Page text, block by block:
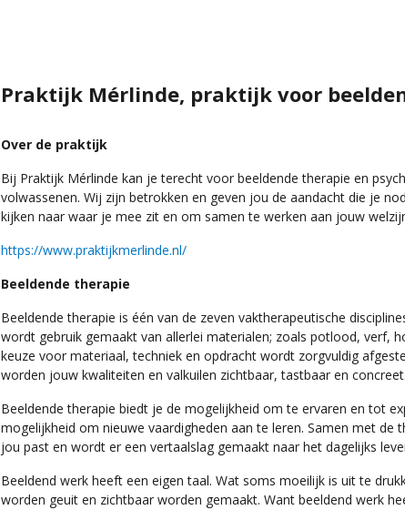
Praktijk Mérlinde, praktijk voor
Over de praktijk
Bij Praktijk Mérlinde kan je terecht voor beeldende therapie en
volwassenen. Wij zijn betrokken en geven jou de aandacht die je
kijken naar waar je mee zit en om samen te werken aan jouw
https://www.praktijkmerlinde.nl/
Beeldende therapie
Beeldende therapie is één van de zeven vaktherapeutische
wordt gebruik gemaakt van allerlei materialen; zoals potlood, verf,
keuze voor materiaal, techniek en opdracht wordt zorgvuldig
worden jouw kwaliteiten en valkuilen zichtbaar, tastbaar en concreet.
Beeldende therapie biedt je de mogelijkheid om te ervaren en tot
mogelijkheid om nieuwe vaardigheden aan te leren. Samen met de
jou past en wordt er een vertaalslag gemaakt naar het dagelijks
Beeldend werk heeft een eigen taal. Wat soms moeilijk is uit te
worden geuit en zichtbaar worden gemaakt. Want beeldend werk